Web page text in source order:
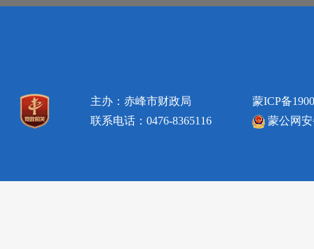
主办：赤峰市财政局
联系电话：0476-8365116
蒙ICP备
蒙公网安